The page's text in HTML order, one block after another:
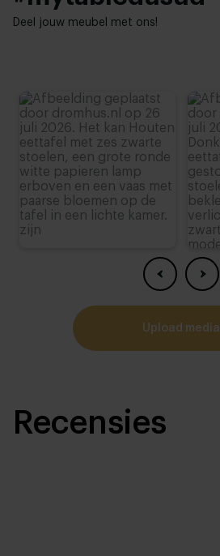
Deel jouw meubel met ons!
upload media
Recensies